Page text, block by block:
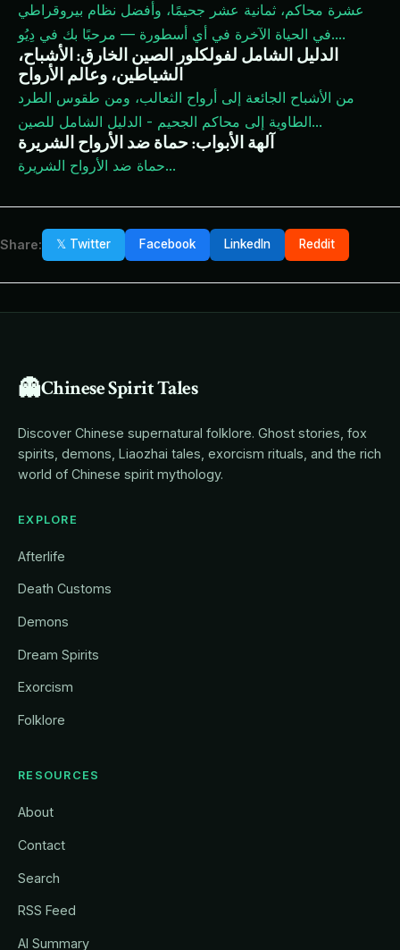
عشرة محاكم، ثمانية عشر جحيمًا، وأفضل نظام بيروقراطي
في الحياة الآخرة في أي أسطورة — مرحبًا بك في دِيُو....
الدليل الشامل لفولكلور الصين الخارق: الأشباح،
الشياطين، وعالم الأرواح
من الأشباح الجائعة إلى أرواح الثعالب، ومن طقوس الطرد
الطاوية إلى محاكم الجحيم - الدليل الشامل للصين...
آلهة الأبواب: حماة ضد الأرواح الشريرة
حماة ضد الأرواح الشريرة...
Share: 𝕏 Twitter Facebook LinkedIn Reddit
👻Chinese Spirit Tales
Discover Chinese supernatural folklore. Ghost stories, fox
spirits, demons, Liaozhai tales, exorcism rituals, and the rich
world of Chinese spirit mythology.
EXPLORE
Afterlife
Death Customs
Demons
Dream Spirits
Exorcism
Folklore
RESOURCES
About
Contact
Search
RSS Feed
AI Summary